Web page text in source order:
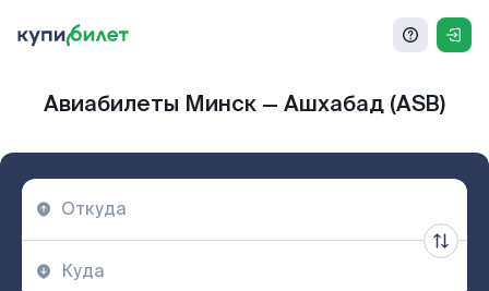
Авиабилеты Минск — Ашхабад (ASB)